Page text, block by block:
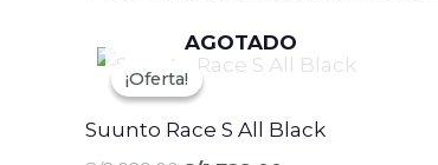
¡Oferta!
AGOTADO
¡Oferta!
Suunto Race S All Black
El
precio
original
S/2,029.00.
El
precio
S/1,729.00.